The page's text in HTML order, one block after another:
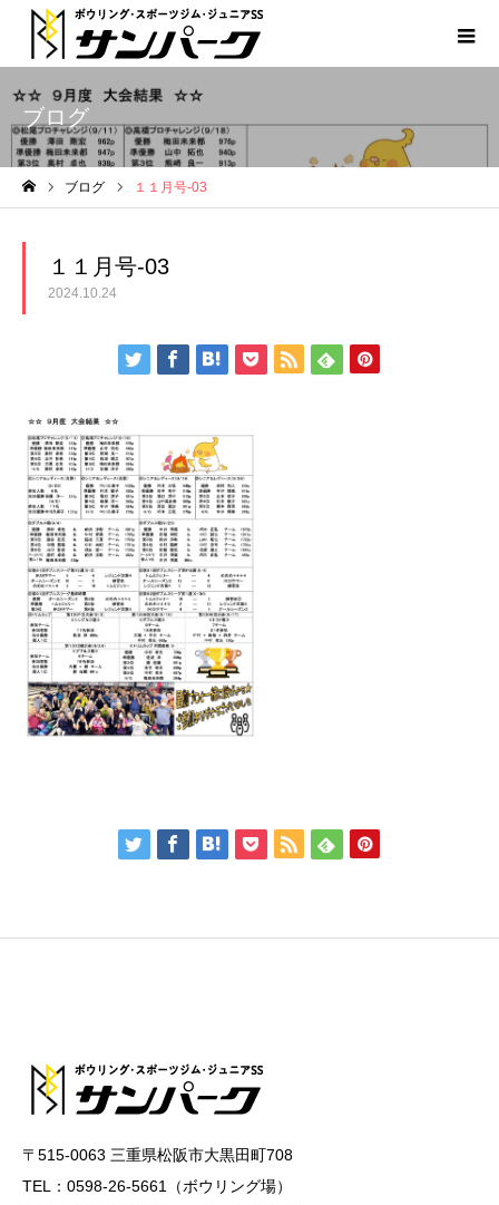
ブログ
ブログ １１月号-03
１１月号-03
2024.10.24
〒515-0063 三重県松阪市大黒田町708
TEL：0598-26-5661（ボウリング場）